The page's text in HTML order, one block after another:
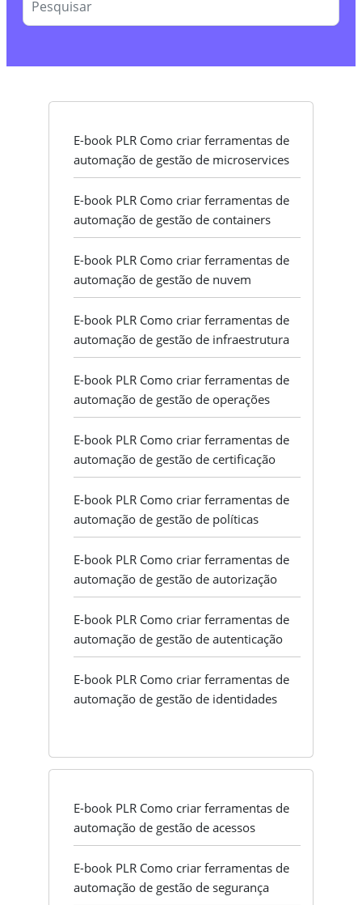
E-book PLR Como criar ferramentas de
automação de gestão de microservices
E-book PLR Como criar ferramentas de
automação de gestão de containers
E-book PLR Como criar ferramentas de
automação de gestão de nuvem
E-book PLR Como criar ferramentas de
automação de gestão de infraestrutura
E-book PLR Como criar ferramentas de
automação de gestão de operações
E-book PLR Como criar ferramentas de
automação de gestão de certificação
E-book PLR Como criar ferramentas de
automação de gestão de políticas
E-book PLR Como criar ferramentas de
automação de gestão de autorização
E-book PLR Como criar ferramentas de
automação de gestão de autenticação
E-book PLR Como criar ferramentas de
automação de gestão de identidades
E-book PLR Como criar ferramentas de
automação de gestão de acessos
E-book PLR Como criar ferramentas de
automação de gestão de segurança